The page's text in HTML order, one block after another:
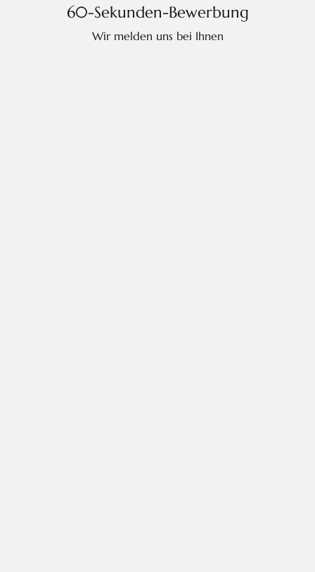
60-Sekunden-Bewerbung
Wir melden uns bei Ihnen